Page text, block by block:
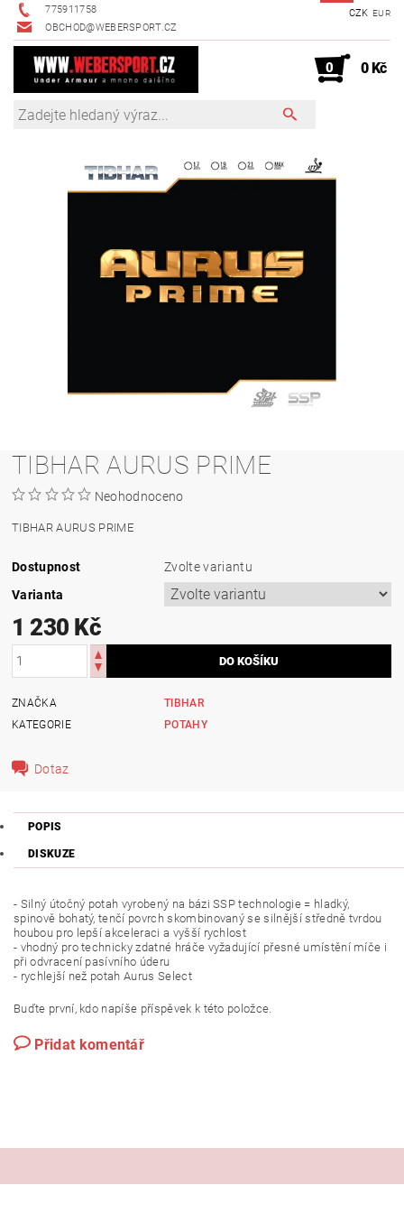
775911758
OBCHOD@WEBERSPORT.CZ
CZK EUR
0 0 Kč
TIBHAR AURUS PRIME
Neohodnoceno
TIBHAR AURUS PRIME
Dostupnost
Zvolte variantu
Varianta
1 230 Kč
ZNAČKA
TIBHAR
KATEGORIE
POTAHY
Dotaz
POPIS
DISKUZE
- Silný útočný potah vyrobený na bázi SSP technologie = hladký,
spinově bohatý, tenčí povrch skombinovaný se silnější středně tvrdou
houbou pro lepší akceleraci a vyšší rychlost
- vhodný pro technicky zdatné hráče vyžadující přesné umístění míče i
při odvracení pasívního úderu
- rychlejší než potah Aurus Select
Buďte první, kdo napíše příspěvek k této položce.
Přidat komentář